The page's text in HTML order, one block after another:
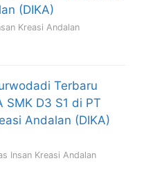
(DIKA)
Kreasi Andalan
Terbaru
SMK D3 S1 di PT
Andalan (DIKA)
Insan Kreasi Andalan